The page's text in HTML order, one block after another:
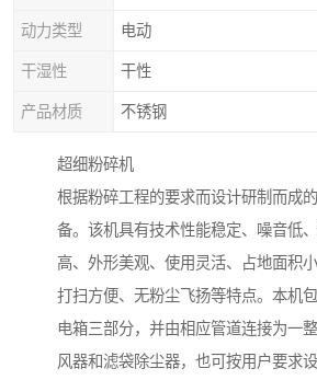
动力类型 电动
干湿性 干性
产品材质 不锈钢
超细粉碎机
根据粉碎工程的要求而设计研制而成
备。该机具有技术性能稳定、噪音低
高、外形美观、使用灵活、占地面积
打扫方便、无粉尘飞扬等特点。本机包
电箱三部分，并由相应管道连接为一
风器和滤袋除尘器，也可按用户要求